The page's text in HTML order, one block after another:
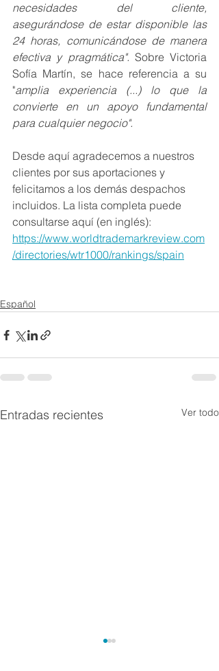
necesidades del cliente,
asegurándose de estar disponible las
24 horas, comunicándose de manera
efectiva y pragmática". Sobre Victoria
Sofía Martín, se hace referencia a su
"amplia experiencia (...) lo que la
convierte en un apoyo fundamental
para cualquier negocio".
Desde aquí agradecemos a nuestros
clientes por sus aportaciones y
felicitamos a los demás despachos
incluidos. La lista completa puede
consultarse aquí (en inglés):
https://www.worldtrademarkreview.com
/directories/wtr1000/rankings/spain
Español
Entradas recientes Ver todo